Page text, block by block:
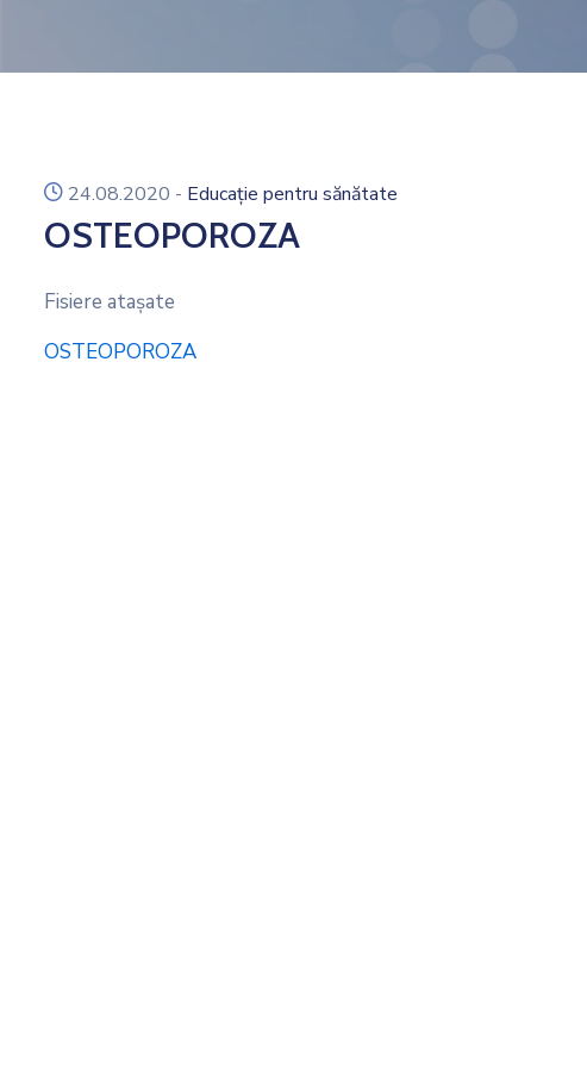
icon
24.08.2020 - Educație pentru sănătate
OSTEOPOROZA
Fisiere ataşate
OSTEOPOROZA